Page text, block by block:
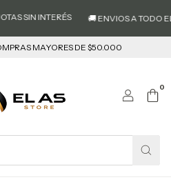
🚚 ENVIOS A TODO EL PAIS
MAYORES DE $50.000
0